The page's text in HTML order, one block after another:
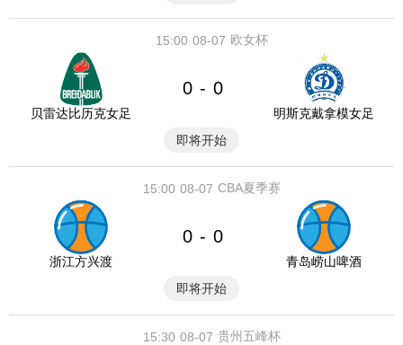
08-07
15:00 欧女杯
贝雷达比历克女足
0 - 0
明斯克戴拿模女足
即将开始
08-07
15:00 CBA夏季赛
浙江方兴渡
0 - 0
青岛崂山啤酒
即将开始
08-07
15:30 贵州五峰杯